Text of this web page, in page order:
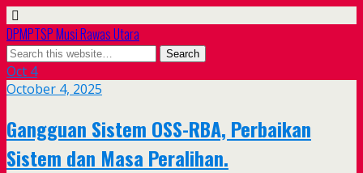
DPMPTSP Musi Rawas Utara
Oct 4
October 4, 2025
Gangguan Sistem OSS-RBA, Perbaikan
Sistem dan Masa Peralihan.